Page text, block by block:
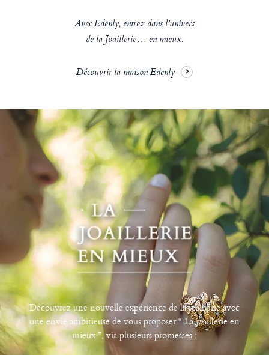
Avec Edenly, entrez dans l’univers
de la Joaillerie… en mieux.
Découvrir la maison Edenly
Découvrez une nouvelle expérience de la joaillerie avec
une envie ambitieuse de vous proposer “ La joaillerie en
mieux ”, via plusieurs promesses :